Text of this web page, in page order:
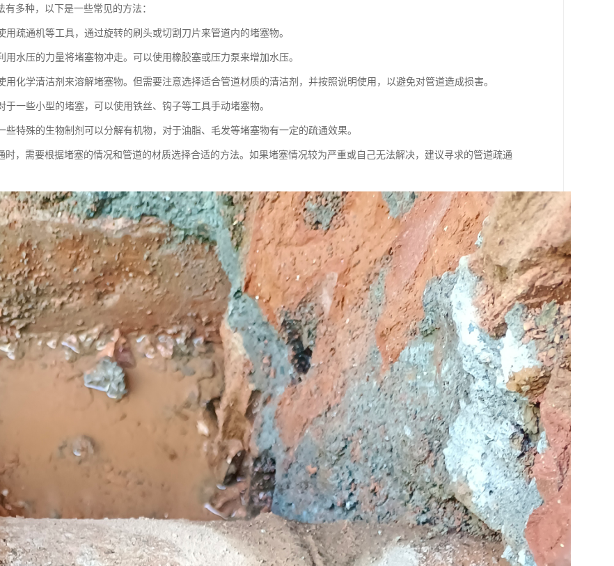
有多种，以下是一些常见的方法：
用疏通机等工具，通过旋转的刷头或切割刀片来管道内的堵塞物。
用水压的力量将堵塞物冲走。可以使用橡胶塞或压力泵来增加水压。
用化学清洁剂来溶解堵塞物。但需要注意选择适合管道材质的清洁剂，并按照说明使用，以避免对管道造成损害。
于一些小型的堵塞，可以使用铁丝、钩子等工具手动堵塞物。
些特殊的生物制剂可以分解有机物，对于油脂、毛发等堵塞物有一定的疏通效果。
时，需要根据堵塞的情况和管道的材质选择合适的方法。如果堵塞情况较为严重或自己无法解决，建议寻求的管道疏通